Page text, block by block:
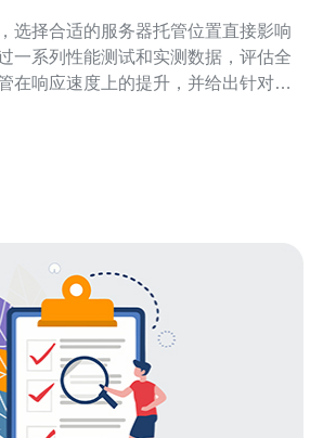
选择合适的服务器托管位置直接影响
一系列性能测试和实测数据，评估全
在响应速度上的提升，并给出针对